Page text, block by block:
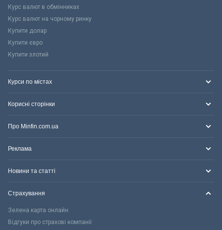
Курс валют в обмінниках
Курс валют на чорному ринку
Купити долар
Купити євро
Купити злотий
Курси по містах
Корисні сторінки
Про Minfin.com.ua
Реклама
Новини та статті
Страхування
Зелена карта онлайн
Відгуки про страхові компанії